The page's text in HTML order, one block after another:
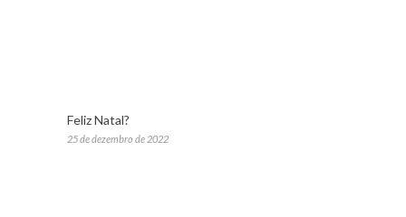
Feliz Natal?
25 de dezembro de 2022